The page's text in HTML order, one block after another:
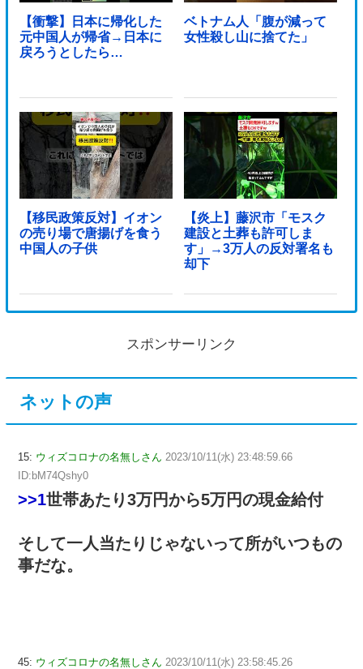
【衝撃】日本に帰化した
元中国人が帰省→日本に
戻ろうとしたら…
ベトナム人「腹が減って
女性殺し山に捨てた」
【移民政策反対】イオン
の売り場で唐揚げを食う
中国人の子供
【炎上】藤沢市「モスク
建設と土葬も許可しま
す」→3万人の反対署名も
却下
スポンサーリンク
ネットの声
15: ウィズコロナの名無しさん 2023/10/11(水) 23:48:59.66
ID:bM74Qshy0
>>1世帯あたり3万円から5万円の現金給付
そして一人当たりじゃないって所がいつもの
事だな。
45: ウィズコロナの名無しさん 2023/10/11(水) 23:58:45.26